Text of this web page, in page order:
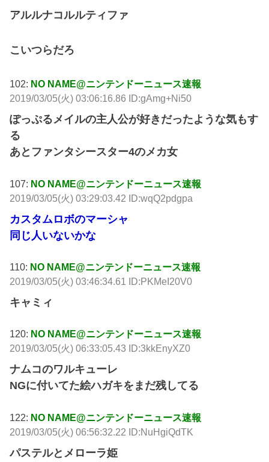
アルルナコルルティファ
こいつらだろ
102: NO NAME@ニンテンドーニュース速報
2019/03/05(火) 03:06:16.86 ID:gAmg+Ni50
ぽっぷるメイルの主人公が好きだったような気もす
る
あとファンタシースター4のメカ女
107: NO NAME@ニンテンドーニュース速報
2019/03/05(火) 03:29:03.42 ID:wqQ2pdgpa
カスタムロボのマーシャ
同じ人いないかな
110: NO NAME@ニンテンドーニュース速報
2019/03/05(火) 03:46:34.61 ID:PKMeI20V0
キャミィ
120: NO NAME@ニンテンドーニュース速報
2019/03/05(火) 06:33:05.43 ID:3kkEnyXZ0
ナムコのワルキューレ
NGに付いてた絵ハガキをまだ残してる
122: NO NAME@ニンテンドーニュース速報
2019/03/05(火) 06:56:32.22 ID:NuHgiQdTK
パステルとメローラ姫